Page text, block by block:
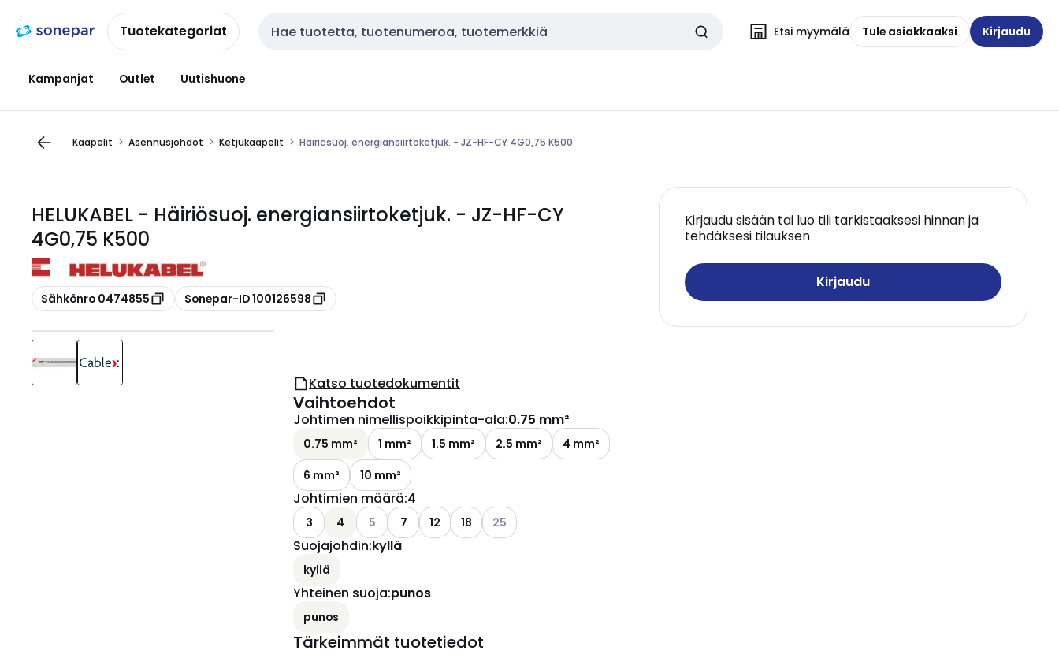
navigointiinsisältöönTuotekategoriat Haku Etsi myymälä Tule asiakkaaksi Kirjaudu
Kampanjat Outlet Uutishuone
Kaapelit Asennusjohdot Ketjukaapelit Häiriösuoj. energiansiirtoketjuk. - JZ-HF-CY 4G0,75 K500
HELUKABEL - Häiriösuoj. energiansiirtoketjuk. - JZ-HF-CY
4G0,75 K500
Kopioi
Sähkönro 0474855 Kopioi
Sonepar-ID 100126598
Kirjaudu sisään tai luo tili tarkistaaksesi hinnan ja
tehdäksesi tilauksen
Kirjaudu
Katso tuotedokumentit
Vaihtoehdot
Johtimen nimellispoikkipinta-ala:0.75 mm²
0.75 mm² 1 mm² 1.5 mm² 2.5 mm²
4 mm²
6 mm²
10 mm²
Johtimien määrä:4
3 4 Katso käytettävissä olevat vaihtoehdot
5 7 12 18 Katso käytettävissä olevat vaihtoehdot
25
Suojajohdin:kyllä
kyllä
Yhteinen suoja:punos
punos
Tärkeimmät tuotetiedot